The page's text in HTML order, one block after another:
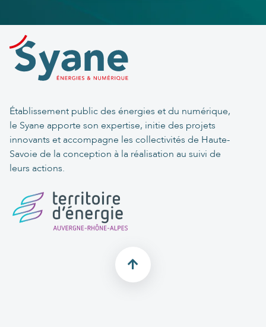
Établissement public des énergies et du numérique,
le Syane apporte son expertise, initie des projets
innovants et accompagne les collectivités de Haute-
Savoie de la conception à la réalisation au suivi de
leurs actions.